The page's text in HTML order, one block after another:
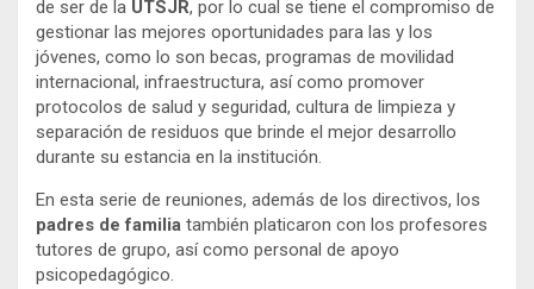
de ser de la UTSJR, por lo cual se tiene el compromiso de
gestionar las mejores oportunidades para las y los
jóvenes, como lo son becas, programas de movilidad
internacional, infraestructura, así como promover
protocolos de salud y seguridad, cultura de limpieza y
separación de residuos que brinde el mejor desarrollo
durante su estancia en la institución.
En esta serie de reuniones, además de los directivos, los
padres de familia también platicaron con los profesores
tutores de grupo, así como personal de apoyo
psicopedagógico.